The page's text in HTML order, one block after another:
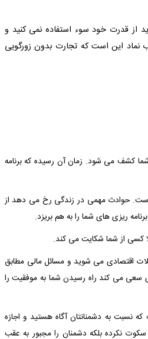
از قدرت خود سوء استفاده نمی کنید و
نماد این است که تجارت بدون زورگویی
کشف می شود. زمان آن رسیده که برنامه
است. حوادث مهمی در زندگی رخ می دهد از
ریزی های شما را به هم بریزد.
کسی از شما شکایت می کند.
اقتصادی می شوید و مسائل مالی مطابق
می کند راه رسیدن شما به موفقیت را
نسبت به دشمنانتان آگاه هستید و اجازه
نکرده بلکه دشمنان را مجبور به عقب